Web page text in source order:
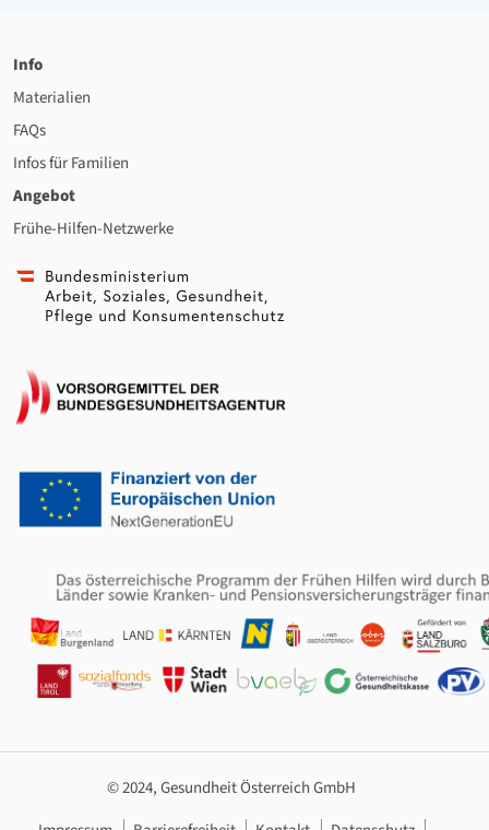
Info
Materialien
FAQs
Infos für Familien
Angebot
Frühe-Hilfen-Netzwerke
© 2024, Gesundheit Österreich GmbH